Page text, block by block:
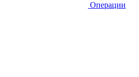
Операции